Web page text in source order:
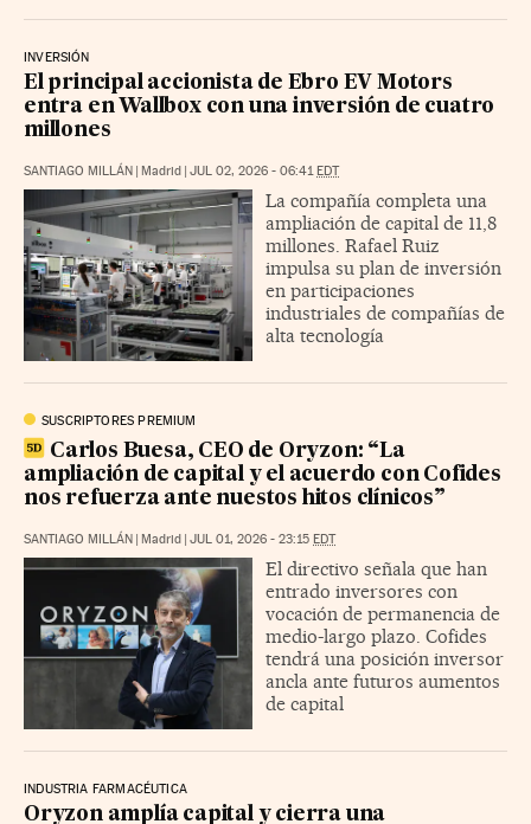
INVERSIÓN
El principal accionista de Ebro EV Motors
entra en Wallbox con una inversión de cuatro
millones
SANTIAGO MILLÁN Madrid JUL 02, 2026 - 06:41 EDT
La compañía completa una
ampliación de capital de 11,8
millones. Rafael Ruiz
impulsa su plan de inversión
en participaciones
industriales de compañías de
alta tecnología
SUSCRIPTORES PREMIUM
Carlos Buesa, CEO de Oryzon: “La
ampliación de capital y el acuerdo con Cofides
nos refuerza ante nuestos hitos clínicos”
SANTIAGO MILLÁN Madrid JUL 01, 2026 - 23:15 EDT
El directivo señala que han
entrado inversores con
vocación de permanencia de
medio-largo plazo. Cofides
tendrá una posición inversor
ancla ante futuros aumentos
de capital
INDUSTRIA FARMACÉUTICA
Oryzon amplía capital y cierra una